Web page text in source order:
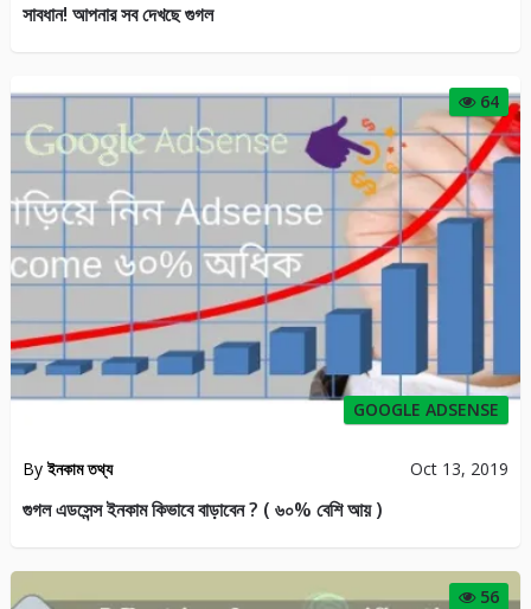
সাবধান! আপনার সব দেখছে গুগল
64
GOOGLE ADSENSE
Byইনকাম তথ্য Oct 13, 2019
গুগল এডসেন্স ইনকাম কিভাবে বাড়াবেন ? ( ৬০% বেশি আয় )
56